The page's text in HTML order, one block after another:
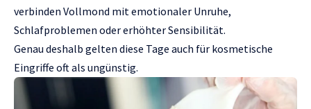
verbinden Vollmond mit emotionaler Unruhe,
Schlafproblemen oder erhöhter Sensibilität.
Genau deshalb gelten diese Tage auch für kosmetische
Eingriffe oft als ungünstig.